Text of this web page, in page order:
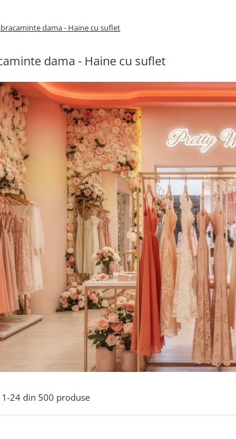
dama - Haine cu suflet
dama - Haine cu suflet
1-24 din 500 produse